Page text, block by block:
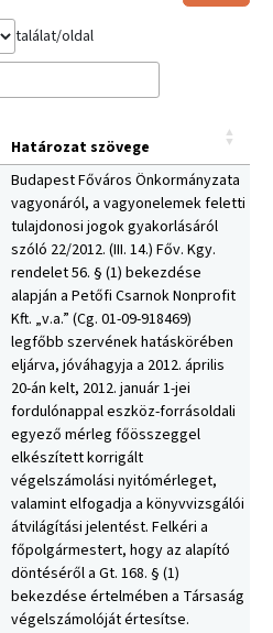
találat/oldal
Határozat szövege
Budapest Főváros Önkormányzata
vagyonáról, a vagyonelemek feletti
tulajdonosi jogok gyakorlásáról
szóló 22/2012. (III. 14.) Főv. Kgy.
rendelet 56. § (1) bekezdése
alapján a Petőfi Csarnok Nonprofit
Kft. „v.a.” (Cg. 01-09-918469)
legfőbb szervének hatáskörében
eljárva, jóváhagyja a 2012. április
20-án kelt, 2012. január 1-jei
fordulónappal eszköz-forrásoldali
egyező mérleg főösszeggel
elkészített korrigált
végelszámolási nyitómérleget,
valamint elfogadja a könyvvizsgálói
átvilágítási jelentést. Felkéri a
főpolgármestert, hogy az alapító
döntéséről a Gt. 168. § (1)
bekezdése értelmében a Társaság
végelszámolóját értesítse.